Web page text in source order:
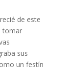
de este
tomar
sus
un festín